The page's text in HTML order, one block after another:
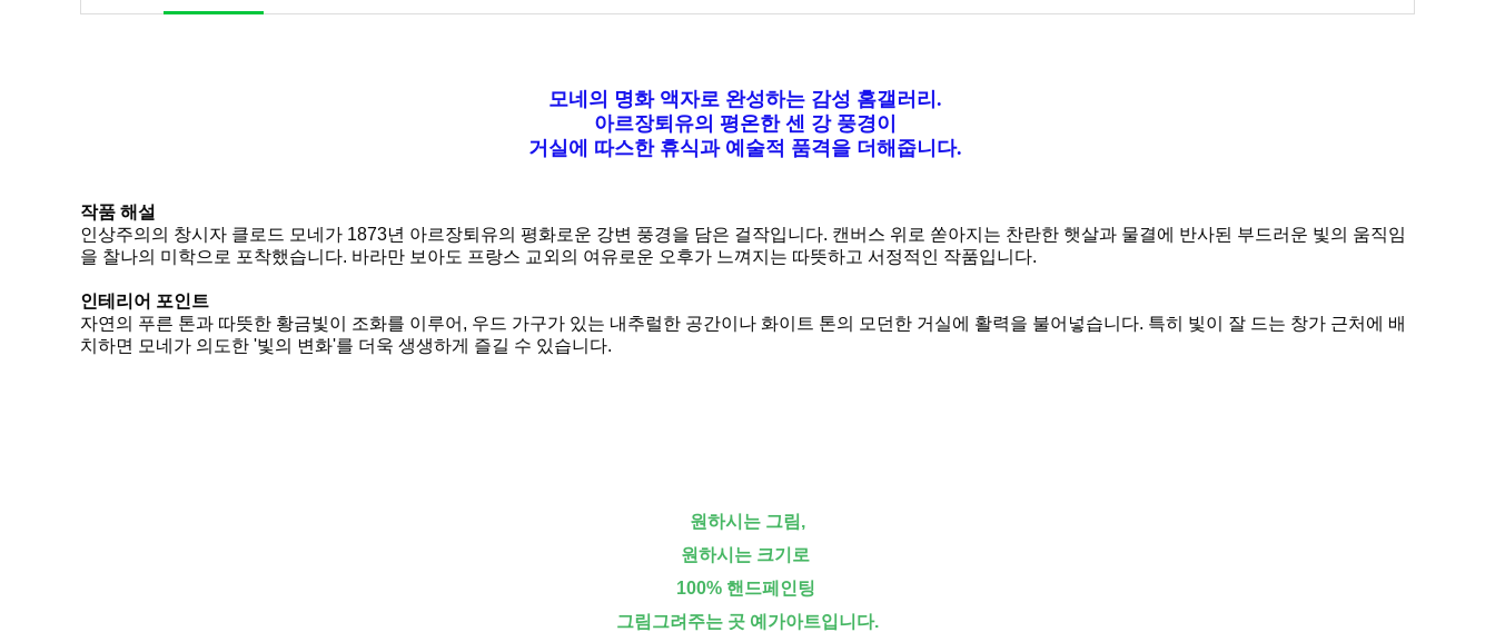
모네의 명화 액자로 완성하는 감성 홈갤러리.
아르장퇴유의 평온한 센 강 풍경이
거실에 따스한 휴식과 예술적 품격을 더해줍니다.
작품 해설
인상주의의 창시자 클로드 모네가 1873년 아르장퇴유의 평화로운 강변 풍경을 담은 걸작입니다. 캔버스 위로 쏟아지는 찬란한 햇살과 물결에 반사된 부드러운 빛의 움직임
을 찰나의 미학으로 포착했습니다. 바라만 보아도 프랑스 교외의 여유로운 오후가 느껴지는 따뜻하고 서정적인 작품입니다.
인테리어 포인트
자연의 푸른 톤과 따뜻한 황금빛이 조화를 이루어, 우드 가구가 있는 내추럴한 공간이나 화이트 톤의 모던한 거실에 활력을 불어넣습니다. 특히 빛이 잘 드는 창가 근처에 배
치하면 모네가 의도한 '빛의 변화'를 더욱 생생하게 즐길 수 있습니다.
원하시는 그림,
원하시는 크기로
100% 핸드페인팅
그림그려주는 곳 예가아트입니다.